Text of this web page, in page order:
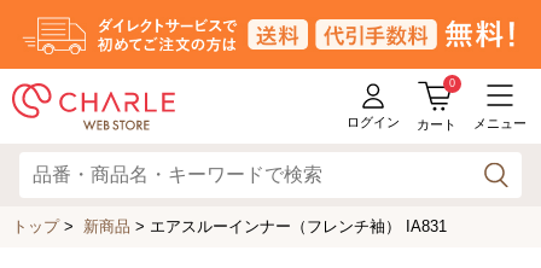
ログイン
0
カート メニュー
トップ> 新商品 > エアスルーインナー（フレンチ袖） IA831